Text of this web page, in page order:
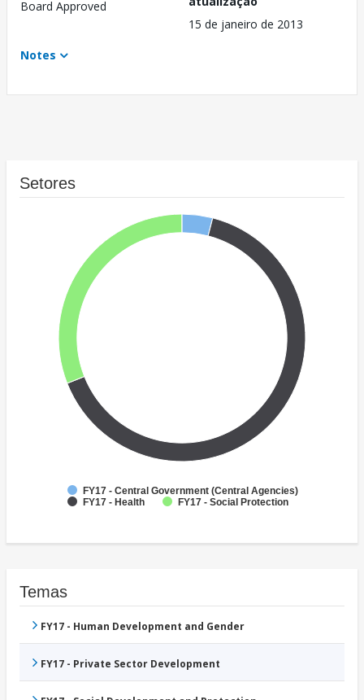
Board Approved
15 de janeiro de 2013
Notes
Setores
FY17 - Central Government (Central Agencies)
FY17 - Health
FY17 - Social Protection
Temas
FY17 - Human Development and Gender
FY17 - Private Sector Development